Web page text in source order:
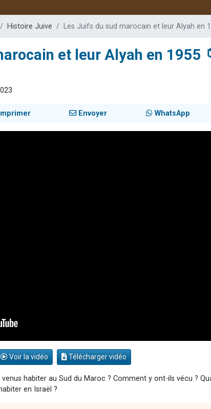
Histoire Juive Les Juifs du sud marocain et leur Alyah en
et leur Alyah en 1955
Envoyer WhatsApp
Voir la vidéo Télécharger vidéo
habiter au Sud du Maroc ? Comment y ont-ils vécu ?
en Israël ?